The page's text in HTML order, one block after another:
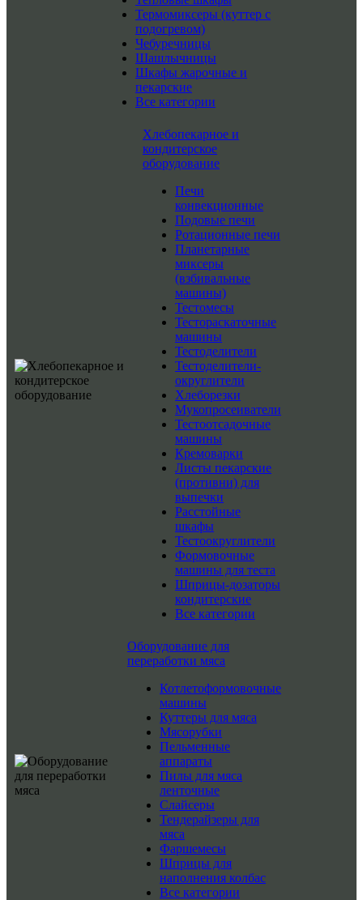
Термомиксеры (куттер с
подогревом)
Чебуречницы
Шашлычницы
Шкафы жарочные и
пекарские
Все категории
Хлебопекарное и
кондитерское
оборудование
Печи
конвекционные
Подовые печи
Ротационные печи
Планетарные
миксеры
(взбивальные
машины)
Тестомесы
Тестораскаточные
машины
Тестоделители
Тестоделители-
округлители
Хлеборезки
Мукопросеиватели
Тестоотсадочные
машины
Кремоварки
Листы пекарские
(противни) для
выпечки
Расстойные
шкафы
Тестоокруглители
Формовочные
машины для теста
Шприцы-дозаторы
кондитерские
Все категории
Оборудование для
переработки мяса
Котлетоформовочные
машины
Куттеры для мяса
Мясорубки
Пельменные
аппараты
Пилы для мяса
ленточные
Слайсеры
Тендерайзеры для
мяса
Фаршемесы
Шприцы для
наполнения колбас
Все категории